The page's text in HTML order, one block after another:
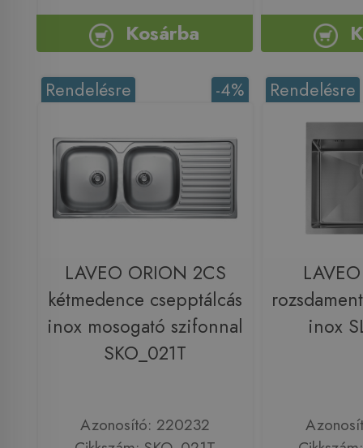
Kosárba
-4%
Rendelésre
LAVEO ORION 2CS
kétmedence csepptálcás
inox mosogató szifonnal
SKO_021T
Azonosító: 220232
Rendelésre
inox